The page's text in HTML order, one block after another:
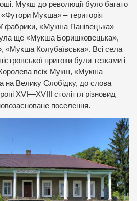
Мукш до революції було багато
Мукша» – територія
фабрики, «Мукша Панівецька»
ще «Мукша Боришковецька»,
«Мукша Колубаївська». Всі села
притоки були тезками і
всіх Мукш, «Мукша
на Велику Слобідку, до слова
XVI—XVIII століття різновид
поселення.